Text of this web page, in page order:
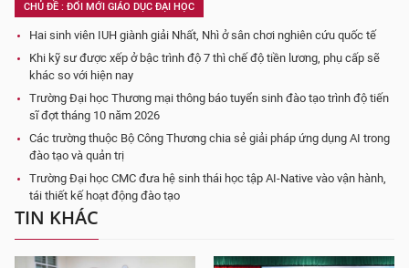
CHỦ ĐỀ : ĐỔI MỚI GIÁO DỤC ĐẠI HỌC
Hai sinh viên IUH giành giải Nhất, Nhì ở sân chơi nghiên cứu quốc tế
Khi kỹ sư được xếp ở bậc trình độ 7 thì chế độ tiền lương, phụ cấp sẽ
khác so với hiện nay
Trường Đại học Thương mại thông báo tuyển sinh đào tạo trình độ tiến
sĩ đợt tháng 10 năm 2026
Các trường thuộc Bộ Công Thương chia sẻ giải pháp ứng dụng AI trong
đào tạo và quản trị
Trường Đại học CMC đưa hệ sinh thái học tập AI-Native vào vận hành,
tái thiết kế hoạt động đào tạo
TIN KHÁC